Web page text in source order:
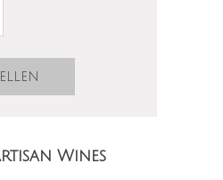
Wines